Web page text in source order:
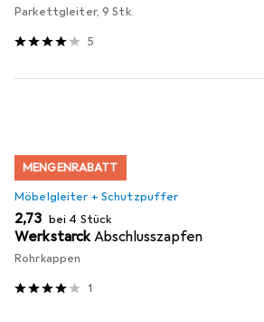
Parkettgleiter, 9 Stk.
5
MENGENRABATT
Möbelgleiter + Schutzpuffer
EUR
2,73 bei 4 Stück
WerkstarckAbschlusszapfen
Rohrkappen
1